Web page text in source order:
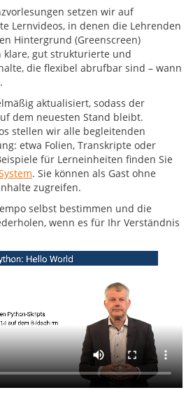
setzen wir auf
Lernvideos, in denen die Lehrenden
Hintergrund (Greenscreen)
klare, gut strukturierte und
die flexibel abrufbar sind – wann
aktualisiert, sodass der
dem neuesten Stand bleibt.
stellen wir alle begleitenden
etwa Folien, Transkripte oder
für Lerneinheiten finden Sie
. Sie können als Gast ohne
zugreifen.
selbst bestimmen und die
wenn es für Ihr Verständnis